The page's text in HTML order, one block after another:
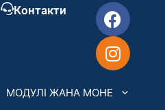
Контакти
МОДУЛІ ЖАНА МОНЕ